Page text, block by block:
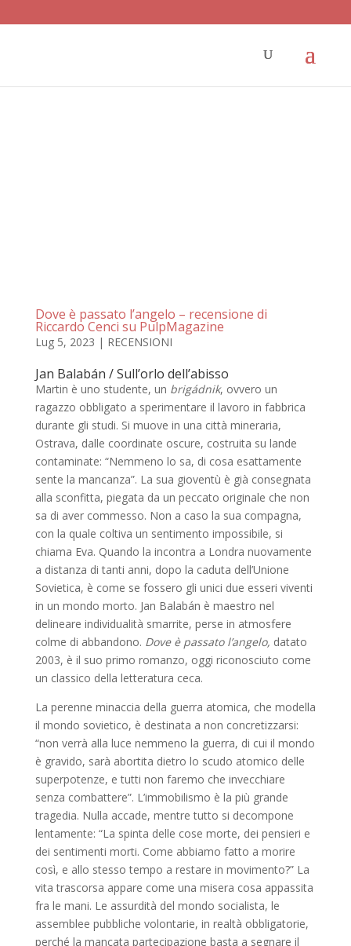
Dove è passato l’angelo – recensione di
Riccardo Cenci su PulpMagazine
Lug 5, 2023 | RECENSIONI
Jan Balabán / Sull’orlo dell’abisso
Martin è uno studente, un brigádnik, ovvero un
ragazzo obbligato a sperimentare il lavoro in fabbrica
durante gli studi. Si muove in una città mineraria,
Ostrava, dalle coordinate oscure, costruita su lande
contaminate: “Nemmeno lo sa, di cosa esattamente
sente la mancanza”. La sua gioventù è già consegnata
alla sconfitta, piegata da un peccato originale che non
sa di aver commesso. Non a caso la sua compagna,
con la quale coltiva un sentimento impossibile, si
chiama Eva. Quando la incontra a Londra nuovamente
a distanza di tanti anni, dopo la caduta dell’Unione
Sovietica, è come se fossero gli unici due esseri viventi
in un mondo morto. Jan Balabán è maestro nel
delineare individualità smarrite, perse in atmosfere
colme di abbandono. Dove è passato l’angelo, datato
2003, è il suo primo romanzo, oggi riconosciuto come
un classico della letteratura ceca.
La perenne minaccia della guerra atomica, che modella
il mondo sovietico, è destinata a non concretizzarsi:
“non verrà alla luce nemmeno la guerra, di cui il mondo
è gravido, sarà abortita dietro lo scudo atomico delle
superpotenze, e tutti non faremo che invecchiare
senza combattere”. L’immobilismo è la più grande
tragedia. Nulla accade, mentre tutto si decompone
lentamente: “La spinta delle cose morte, dei pensieri e
dei sentimenti morti. Come abbiamo fatto a morire
così, e allo stesso tempo a restare in movimento?” La
vita trascorsa appare come una misera cosa appassita
fra le mani. Le assurdità del mondo socialista, le
assemblee pubbliche volontarie, in realtà obbligatorie,
perché la mancata partecipazione basta a segnare il